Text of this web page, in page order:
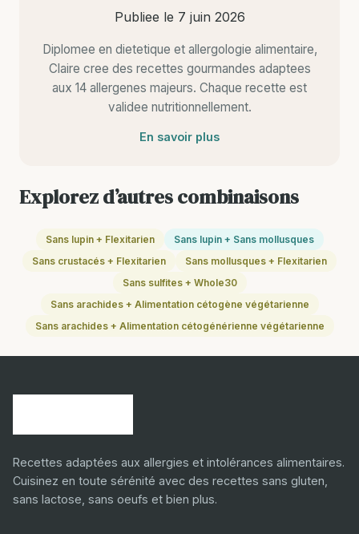
Publiee le 7 juin 2026
Diplomee en dietetique et allergologie alimentaire,
Claire cree des recettes gourmandes adaptees
aux 14 allergenes majeurs. Chaque recette est
validee nutritionnellement.
En savoir plus
Explorez d’autres combinaisons
Sans lupin + Flexitarien
Sans lupin + Sans mollusques
Sans crustacés + Flexitarien
Sans mollusques + Flexitarien
Sans sulfites + Whole30
Sans arachides + Alimentation cétogène végétarienne
Sans arachides + Alimentation cétogénérienne végétarienne
Recettes adaptées aux allergies et intolérances alimentaires.
Cuisinez en toute sérénité avec des recettes sans gluten,
sans lactose, sans oeufs et bien plus.